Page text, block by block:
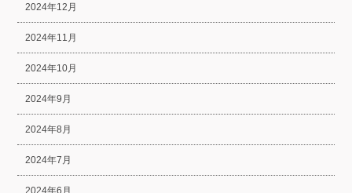
2024年12月
2024年11月
2024年10月
2024年9月
2024年8月
2024年7月
2024年6月